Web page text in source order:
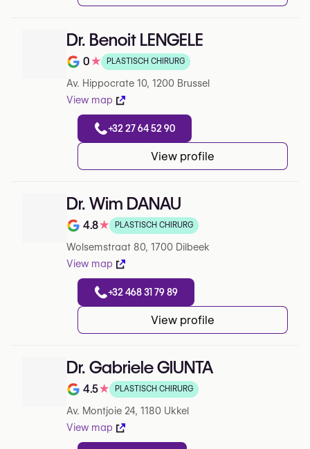
Dr. Benoit LENGELE
Note de 0 sur 5 sur Google
0★ PLASTISCH CHIRURG
Av. Hippocrate 10, 1200 Brussel
View map
+32 27 64 52 90
View profile
Dr. Wim DANAU
Note de 4.8 sur 5 sur Google
4.8★ PLASTISCH CHIRURG
Wolsemstraat 80, 1700 Dilbeek
View map
+32 468 31 79 89
View profile
Dr. Gabriele GIUNTA
Note de 4.5 sur 5 sur Google
4.5★ PLASTISCH CHIRURG
Av. Montjoie 24, 1180 Ukkel
View map